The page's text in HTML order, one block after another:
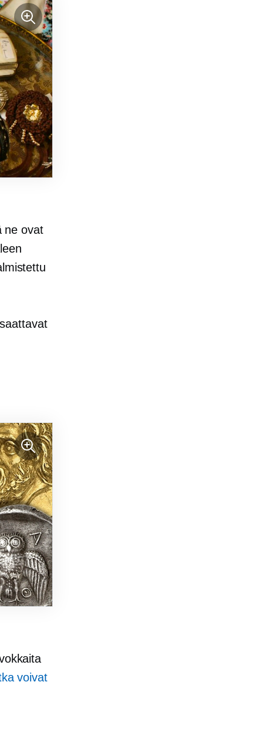
ne ovat
voivat